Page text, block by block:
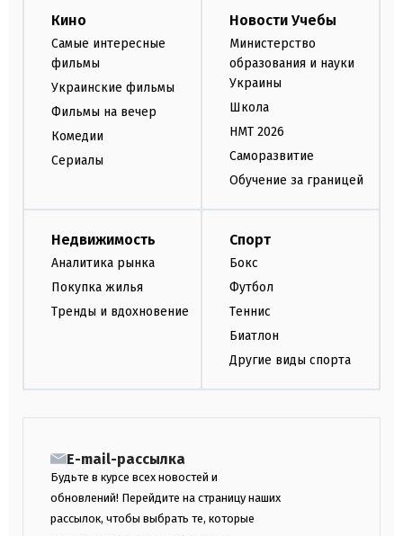
Кино
Самые интересные
фильмы
Украинские фильмы
Фильмы на вечер
Комедии
Сериалы
Новости Учебы
Министерство
образования и науки
Украины
Школа
НМТ 2026
Саморазвитие
Обучение за границей
Недвижимость
Аналитика рынка
Покупка жилья
Тренды и вдохновение
Спорт
Бокс
Футбол
Теннис
Биатлон
Другие виды спорта
E-mail-рассылка
Будьте в курсе всех новостей и
обновлений! Перейдите на страницу наших
рассылок, чтобы выбрать те, которые